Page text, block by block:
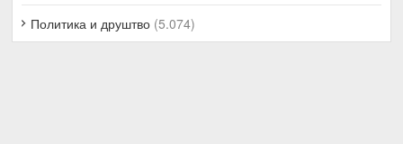
Политика и друштво (5.074)